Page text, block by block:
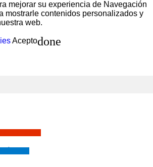
mejorar su experiencia de Navegación
mostrarle contenidos personalizados y
web.
Aceptodone